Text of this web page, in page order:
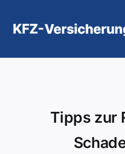
Inhalt
Hilfe und Kontakt
Tipps zur